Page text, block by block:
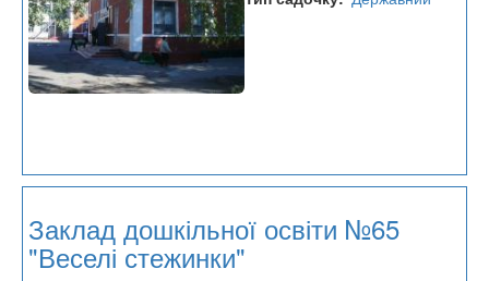
Заклад дошкільної освіти №65
"Веселі стежинки"